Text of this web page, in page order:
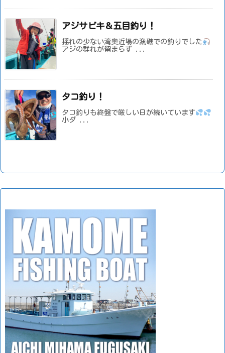
アジサビキ＆五目釣り！
揺れの少ない湾奥近場の漁礁での釣りでした
アジの群れが留まらず ...
タコ釣り！
タコ釣りも終盤で厳しい日が続いています
小ダ ...